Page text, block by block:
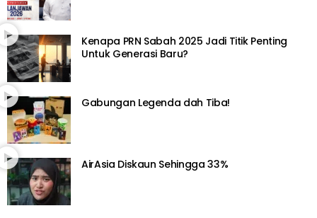
Kenapa PRN Sabah 2025 Jadi Titik Penting
Untuk Generasi Baru?
Gabungan Legenda dah Tiba!
AirAsia Diskaun Sehingga 33%